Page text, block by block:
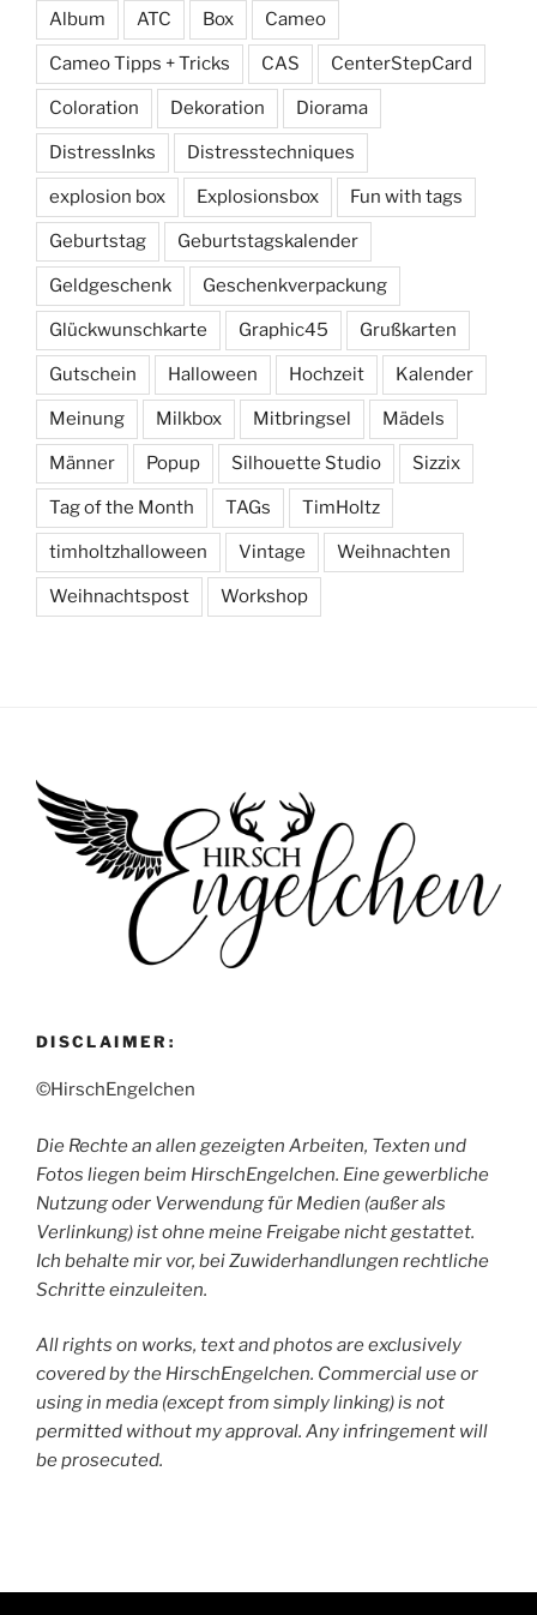
Album ATC Box Cameo
Cameo Tipps + Tricks CAS CenterStepCard
Coloration Dekoration Diorama
DistressInks Distresstechniques
explosion box Explosionsbox Fun with tags
Geburtstag Geburtstagskalender
Geldgeschenk Geschenkverpackung
Glückwunschkarte Graphic45 Grußkarten
Gutschein Halloween Hochzeit Kalender
Meinung Milkbox Mitbringsel Mädels
Männer Popup Silhouette Studio Sizzix
Tag of the Month TAGs TimHoltz
timholtzhalloween Vintage Weihnachten
Weihnachtspost Workshop
DISCLAIMER:
©HirschEngelchen
Die Rechte an allen gezeigten Arbeiten, Texten und
Fotos liegen beim HirschEngelchen. Eine gewerbliche
Nutzung oder Verwendung für Medien (außer als
Verlinkung) ist ohne meine Freigabe nicht gestattet.
Ich behalte mir vor, bei Zuwiderhandlungen rechtliche
Schritte einzuleiten.
All rights on works, text and photos are exclusively
covered by the HirschEngelchen. Commercial use or
using in media (except from simply linking) is not
permitted without my approval. Any infringement will
be prosecuted.